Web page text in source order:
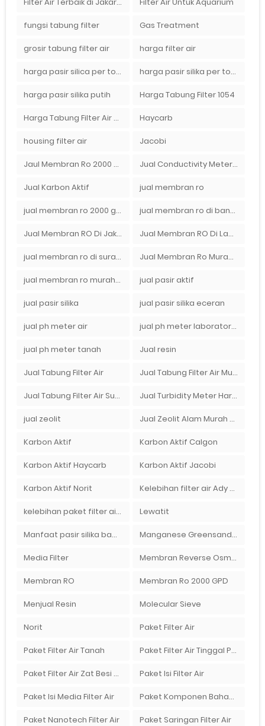
fungsi tabung filter Gas Treatment
grosir tabung filter air harga filter air
harga pasir silica per ton per kg harga pasir silika per ton per kg
harga pasir silika putih Harga Tabung Filter 1054
Harga Tabung Filter Air Sumur Haycarb
housing filter air Jacobi
Jaul Membran Ro 2000 GPD Harga Murah Jual Conductivity Meter Lutron
Jual Karbon Aktif jual membran ro
jual membran ro 2000 gpd murah jual membran ro di bandung
Jual Membran RO Di Jakarta Selatan Jual Membran RO Di Lampung
jual membran ro di surabaya Jual Membran Ro Murah : 082140002080
jual membran ro murah surabaya jual pasir aktif
jual pasir silika jual pasir silika eceran
jual ph meter air jual ph meter laboratorium
jual ph meter tanah Jual resin
Jual Tabung Filter Air Jual Tabung Filter Air Murah
Jual Tabung Filter Air Surabaya Jual Turbidity Meter Harga Murah Di Sulawesi
jual zeolit Jual Zeolit Alam Murah Di Surabaya
Karbon Aktif Karbon Aktif Calgon
Karbon Aktif Haycarb Karbon Aktif Jacobi
Karbon Aktif Norit Kelebihan filter air Ady Water untuk menyaring air sumur bor di rumah"
kelebihan paket filter air Ady Water Lewatit
Manfaat pasir silika bagi kehidupan Manganese Greensand Plus
Media Filter Membran Reverse Osmosis
Membran RO Membran Ro 2000 GPD
Menjual Resin Molecular Sieve
Norit Paket Filter Air
Paket Filter Air Tanah Paket Filter Air Tinggal Pasang
Paket Filter Air Zat Besi Tinggi Paket Isi Filter Air
Paket Isi Media Filter Air Paket Komponen Bahan Filter Air
Paket Nanotech Filter Air Paket Saringan Filter Air